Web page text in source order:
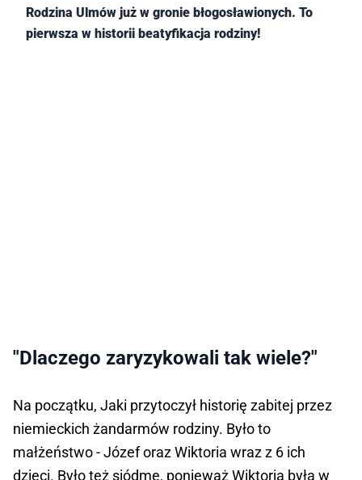
Rodzina Ulmów już w gronie błogosławionych. To
pierwsza w historii beatyfikacja rodziny!
"Dlaczego zaryzykowali tak wiele?"
Na początku, Jaki przytoczył historię zabitej przez
niemieckich żandarmów rodziny. Było to
małżeństwo - Józef oraz Wiktoria wraz z 6 ich
dzieci. Było też siódme, ponieważ Wiktoria była w